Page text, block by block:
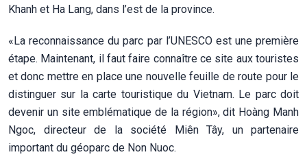
Khanh et Ha Lang, dans l’est de la province.
«La reconnaissance du parc par l’UNESCO est une première
étape. Maintenant, il faut faire connaître ce site aux touristes
et donc mettre en place une nouvelle feuille de route pour le
distinguer sur la carte touristique du Vietnam. Le parc doit
devenir un site emblématique de la région», dit Hoàng Manh
Ngoc, directeur de la société Miên Tây, un partenaire
important du géoparc de Non Nuoc.